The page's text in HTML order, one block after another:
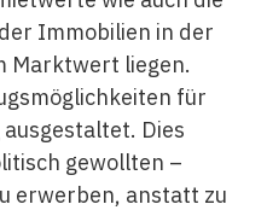
Immobilien in der
Marktwert liegen.
für
Dies
gewollten –
erwerben, anstatt zu